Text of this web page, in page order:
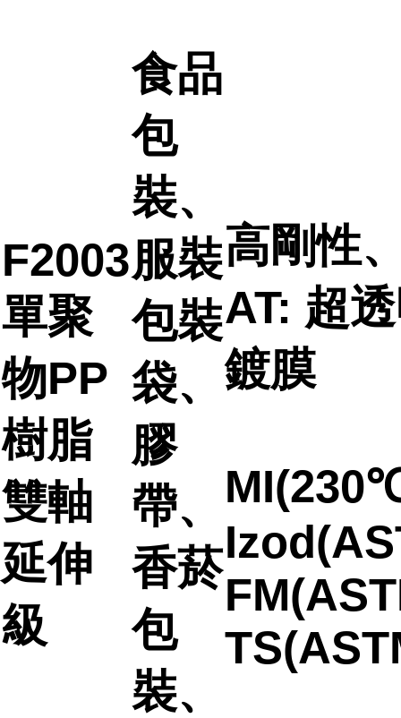
F2003
單聚
物PP
樹脂
雙軸
延伸
級
食品
包
裝、
服裝
包裝
袋、
膠
帶、
香菸
包
裝、
高剛性
AT: 超
鍍膜